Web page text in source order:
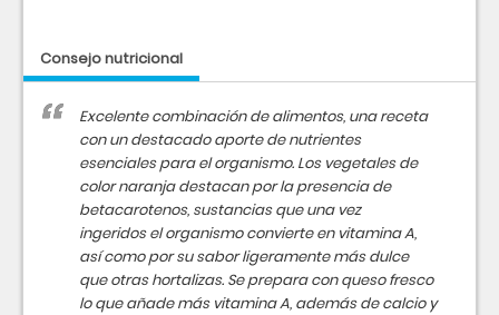
Consejo nutricional
Excelente combinación de alimentos, una receta
con un destacado aporte de nutrientes
esenciales para el organismo. Los vegetales de
color naranja destacan por la presencia de
betacarotenos, sustancias que una vez
ingeridos el organismo convierte en vitamina A,
así como por su sabor ligeramente más dulce
que otras hortalizas. Se prepara con queso fresco
lo que añade más vitamina A, además de calcio y